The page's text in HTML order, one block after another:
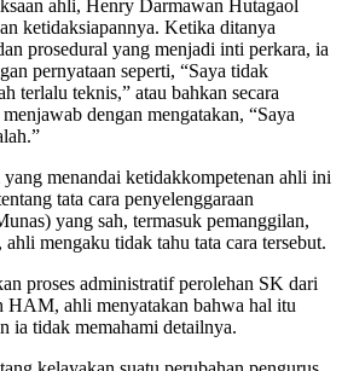
ahli, Henry Darmawan Hutagaol
ketidaksiapannya. Ketika ditanya
prosedural yang menjadi inti perkara, ia
pernyataan seperti, “Saya tidak
terlalu teknis,” atau bahkan secara
dengan mengatakan, “Saya
menandai ketidakkompetenan ahli ini
tata cara penyelenggaraan
yang sah, termasuk pemanggilan,
mengaku tidak tahu tata cara tersebut.
proses administratif perolehan SK dari
HAM, ahli menyatakan bahwa hal itu
ia tidak memahami detailnya.